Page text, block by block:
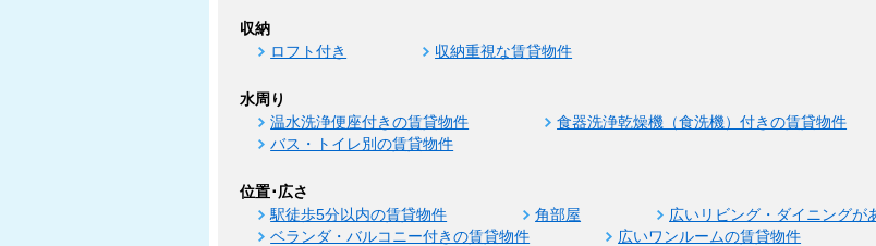
収納
ロフト付き 収納重視な賃貸物件
水周り
温水洗浄便座付きの賃貸物件 食器洗浄乾燥機（食洗機）付きの賃貸物件
バス・トイレ別の賃貸物件
位置･広さ
駅徒歩5分以内の賃貸物件 角部屋 広いリビング・ダイニングが
ベランダ・バルコニー付きの賃貸物件
広いワンルームの賃貸物件